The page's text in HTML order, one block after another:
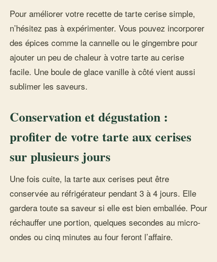
Pour améliorer votre recette de tarte cerise simple,
n’hésitez pas à expérimenter. Vous pouvez incorporer
des épices comme la cannelle ou le gingembre pour
ajouter un peu de chaleur à votre tarte au cerise
facile. Une boule de glace vanille à côté vient aussi
sublimer les saveurs.
Conservation et dégustation :
profiter de votre tarte aux cerises
sur plusieurs jours
Une fois cuite, la tarte aux cerises peut être
conservée au réfrigérateur pendant 3 à 4 jours. Elle
gardera toute sa saveur si elle est bien emballée. Pour
réchauffer une portion, quelques secondes au micro-
ondes ou cinq minutes au four feront l’affaire.